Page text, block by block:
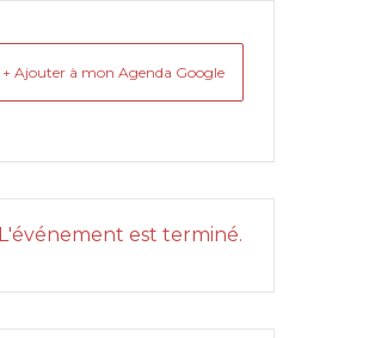
+ Ajouter à mon Agenda Google
L'événement est terminé.